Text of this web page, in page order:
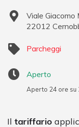
Viale
22012
Parcheggi
Aperto
Aperto 24 ore su
Il tariffario